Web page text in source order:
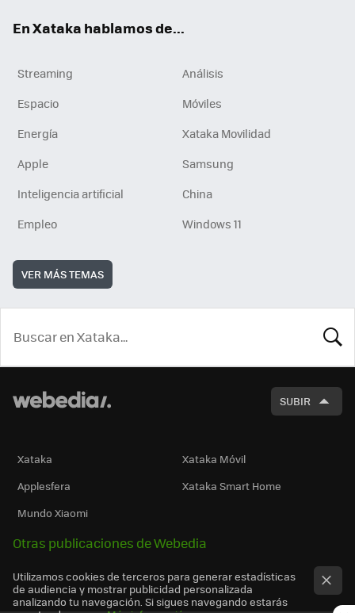
En Xataka hablamos de...
Streaming
Análisis
Espacio
Móviles
Energía
Xataka Movilidad
Apple
Samsung
Inteligencia artificial
China
Empleo
Windows 11
VER MÁS TEMAS
SUBIR
Xataka
Xataka Móvil
Applesfera
Xataka Smart Home
Mundo Xiaomi
Otras publicaciones de Webedia
Utilizamos cookies de terceros para generar estadísticas
de audiencia y mostrar publicidad personalizada
analizando tu navegación. Si sigues navegando estarás